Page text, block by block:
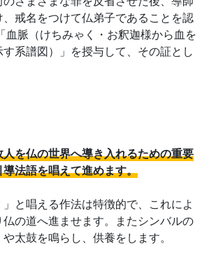
戒名をつけて仏弟子であることを認
血脈（けちみゃく・お釈迦様から血を
系譜図）」を授与して、その証とし
人を仏の世界へ導き入れるための重要
法語を唱えて進めます。
と唱える作法は特徴的で、これによ
の道へ進ませます。またシンバルの
太鼓を鳴らし、供養をします。